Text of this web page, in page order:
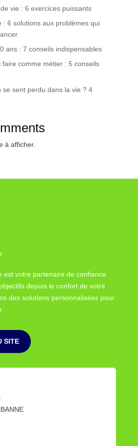
vie : 6 exercices puissants
: 6 solutions aux problèmes qui
ans : 7 conseils indispensables
comme métier : 5 conseils
se sent perdu dans la vie ? 4
à afficher.
est votre partenaire de confiance
depuis le confort de votre
des solutions personnalisées pour
SITE